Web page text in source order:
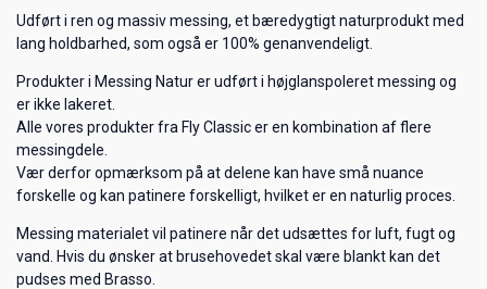
Udført i ren og massiv messing, et bæredygtigt naturprodukt med
lang holdbarhed, som også er 100% genanvendeligt.
Produkter i Messing Natur er udført i højglanspoleret messing og
er ikke lakeret.
Alle vores produkter fra Fly Classic er en kombination af flere
messingdele.
Vær derfor opmærksom på at delene kan have små nuance
forskelle og kan patinere forskelligt, hvilket er en naturlig proces.
Messing materialet vil patinere når det udsættes for luft, fugt og
vand. Hvis du ønsker at brusehovedet skal være blankt kan det
pudses med Brasso.